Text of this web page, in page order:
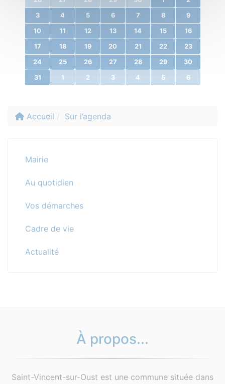
3 4 5 6 7 8 9
10 11 12 13 14 15 16
17 18 19 20 21 22 23
24 25 26 27 28 29 30
31 1 2 3 4 5 6
Accueil Sur l’agenda
Mairie
Au quotidien
Vos démarches
Cadre de vie
Actualité
À propos...
Saint-Vincent-sur-Oust est une commune située dans